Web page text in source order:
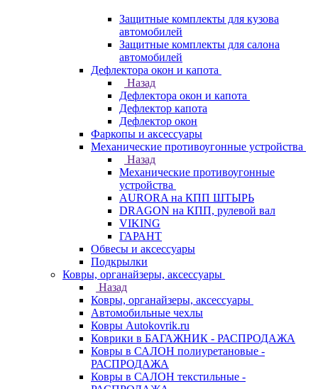
Защитные комплекты для кузова
автомобилей
Защитные комплекты для салона
автомобилей
Дефлектора окон и капота
Назад
Дефлектора окон и капота
Дефлектор капота
Дефлектор окон
Фаркопы и аксессуары
Механические противоугонные устройства
Назад
Механические противоугонные
устройства
AURORA на КПП ШТЫРЬ
DRAGON на КПП, рулевой вал
VIKING
ГАРАНТ
Обвесы и аксессуары
Подкрылки
Ковры, органайзеры, аксессуары
Назад
Ковры, органайзеры, аксессуары
Автомобильные чехлы
Ковры Autokovrik.ru
Коврики в БАГАЖНИК - РАСПРОДАЖА
Ковры в САЛОН полиуретановые -
РАСПРОДАЖА
Ковры в САЛОН текстильные -